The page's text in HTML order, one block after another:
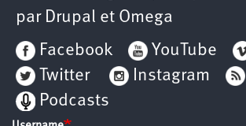
par Drupal et Omega
Facebook
YouTube
Twitter
Instagram
Podcasts